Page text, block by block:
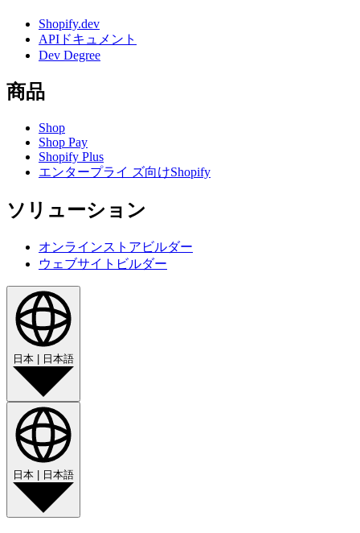
Shopify.dev
APIドキュメント
Dev Degree
商品
Shop
Shop Pay
Shopify Plus
エンタープライ ズ向けShopify
ソリューション
オンラインストアビルダー
ウェブサイトビルダー
日本 日本語
日本 日本語